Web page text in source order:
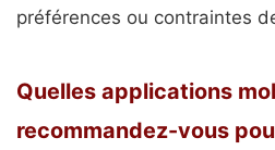
préférences ou contraintes
Quelles applications
recommandez-vous